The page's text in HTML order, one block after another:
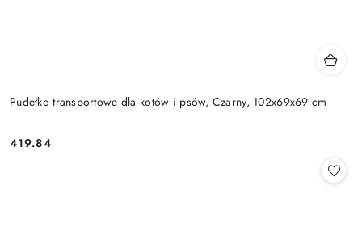
Pudełko transportowe dla kotów i psów, Czarny, 102x69x69 cm
Cena:
419.84